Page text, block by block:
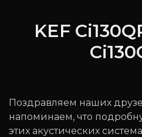
KEF
Поздравляем наших
напоминаем, что
этих акустических